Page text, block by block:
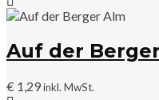
Auf der
€ 1,29inkl. MwSt.